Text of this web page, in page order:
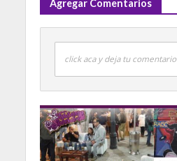
Agregar Comentarios
click aca y deja tu comentario